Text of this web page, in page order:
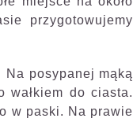
przygotowujemy
posypanej mąką
wałkiem do ciasta.
w paski. Na prawie